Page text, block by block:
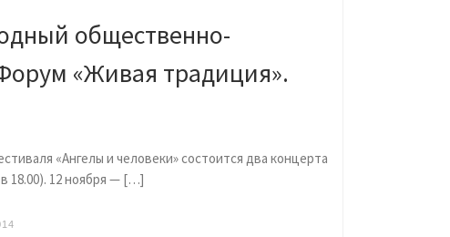
общественно-
«Живая традиция».
«Ангелы и человеки» состоится два концерта
18.00). 12 ноября — […]